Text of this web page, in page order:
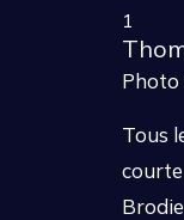
1
Photo
Tous